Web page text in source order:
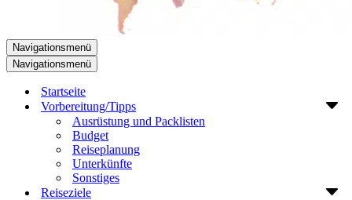
Navigationsmenü
Navigationsmenü
Startseite
Vorbereitung/Tipps
Ausrüstung und Packlisten
Budget
Reiseplanung
Unterkünfte
Sonstiges
Reiseziele